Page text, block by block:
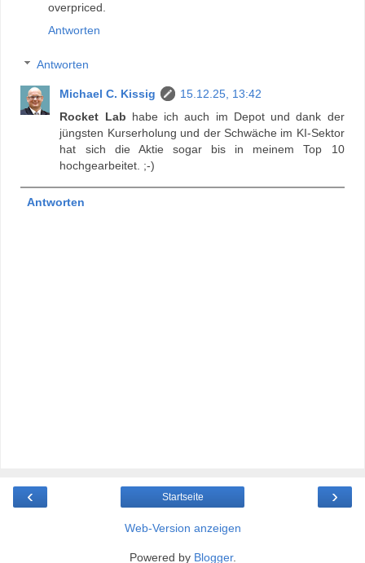
overpriced.
Antworten
Antworten
Michael C. Kissig
15.12.25, 13:42
Rocket Lab habe ich auch im Depot und dank der
jüngsten Kurserholung und der Schwäche im KI-Sektor
hat sich die Aktie sogar bis in meinem Top 10
hochgearbeitet. ;-)
Antworten
‹ ›
Startseite
Web-Version anzeigen
Powered by Blogger.